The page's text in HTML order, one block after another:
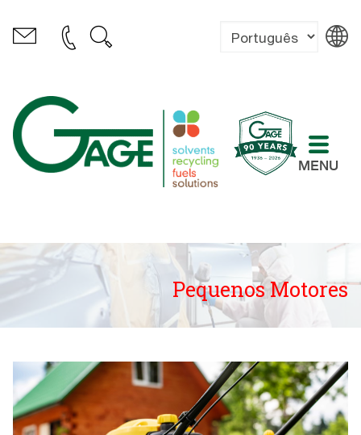
MENU
Pequenos Motores